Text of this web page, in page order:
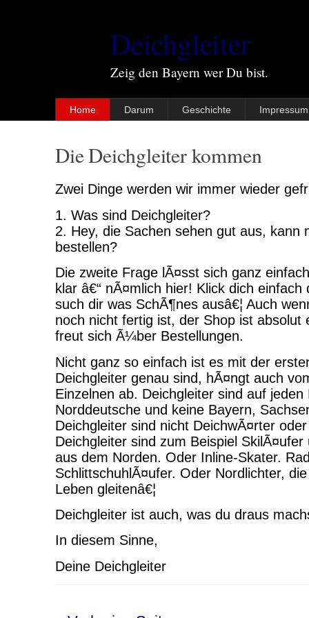
Deichgleiter
Zeig den Bayern wer Du bist.
Home Darum Geschichte Impressum
Die Deichgleiter kommen
Zwei Dinge werden wir immer wieder
1. Was sind Deichgleiter?
2. Hey, die Sachen sehen gut aus, kann
bestellen?
Die zweite Frage lÃ¤sst sich ganz
klar â€“ nÃ¤mlich hier! Klick dich
such dir was SchÃ¶nes ausâ€¦ Auch
noch nicht fertig ist, der Shop ist absolut
freut sich Ã¼ber Bestellungen.
Nicht ganz so einfach ist es mit der
Deichgleiter genau sind, hÃ¤ngt auch
Einzelnen ab. Deichgleiter sind auf jeden
Norddeutsche und keine Bayern,
Deichgleiter sind nicht DeichwÃ¤rter
Deichgleiter sind zum Beispiel
aus dem Norden. Oder Inline-Skater.
SchlittschuhlÃ¤ufer. Oder Nordlichter,
Leben gleitenâ€¦
Deichgleiter ist auch, was du draus
In diesem Sinne,
Deine Deichgleiter